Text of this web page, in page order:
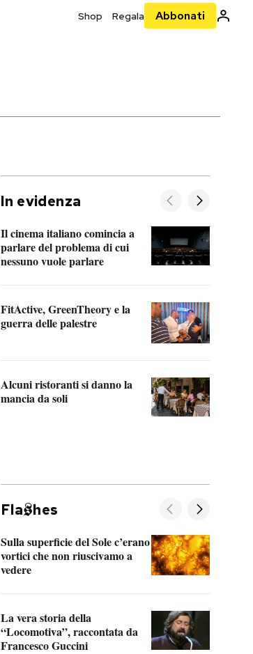
Shop Regala Abbonati
In evidenza
Il cinema italiano comincia a
parlare del problema di cui
nessuno vuole parlare
FitActive, GreenTheory e la
guerra delle palestre
Alcuni ristoranti si danno la
mancia da soli
Fla hes
Sulla superficie del Sole c’erano
vortici che non riuscivamo a
vedere
La vera storia della
“Locomotiva”, raccontata da
Francesco Guccini